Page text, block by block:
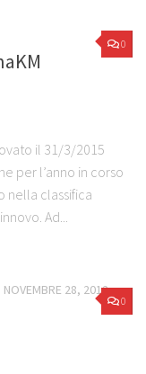
0
il 31/3/2015
per l’anno in corso
nella classifica
Ad...
0
NOVEMBRE 28, 2012